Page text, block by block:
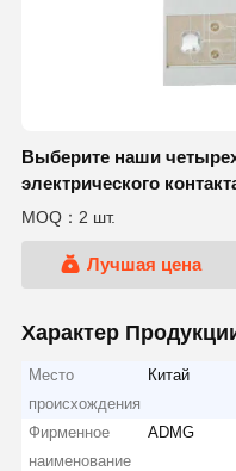
Выберите наши
электрического
MOQ：2 шт.
Лучшая цена
Характер
Место
происхождения
Китай
Фирменное
наименование
ADMG